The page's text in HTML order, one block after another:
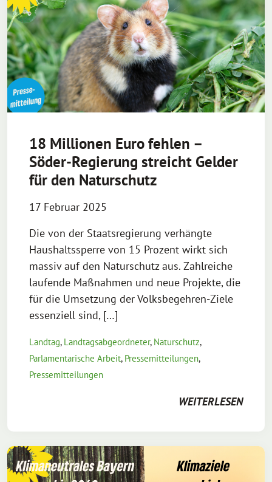
18 Millionen Euro fehlen –
Söder-Regierung streicht Gelder
für den Naturschutz
17 Februar 2025
Die von der Staatsregierung verhängte
Haushaltssperre von 15 Prozent wirkt sich
massiv auf den Naturschutz aus. Zahlreiche
laufende Maßnahmen und neue Projekte, die
für die Umsetzung der Volksbegehren-Ziele
essenziell sind, […]
Landtag, Landtagsabgeordneter, Naturschutz,
Parlamentarische Arbeit, Pressemitteilungen,
Pressemitteilungen
WEITERLESEN